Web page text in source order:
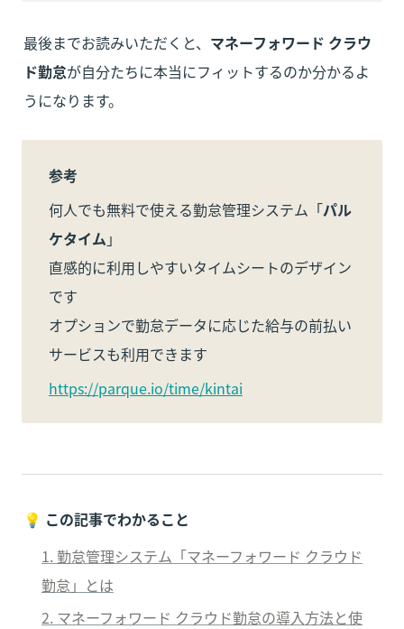
最後までお読みいただくと、 マネーフォワード クラウ
ド勤怠が自分たちに本当にフィットするのか分かるよ
うになります。
参考
何人でも無料で使える勤怠管理システム「パル
ケタイム 」
直感的に利用しやすいタイムシートのデザイン
です
オプションで勤怠データに応じた給与の前払い
サービスも利用できます
https://parque.io/time/kintai
💡 この記事でわかること
1. 勤怠管理システム「マネーフォワード クラウド
勤怠」とは
2. マネーフォワード クラウド勤怠の導入方法と使